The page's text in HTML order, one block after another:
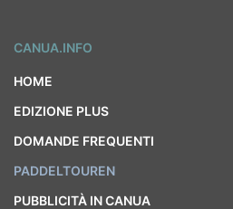
CANUA.INFO
HOME
EDIZIONE PLUS
DOMANDE FREQUENTI
PADDELTOUREN
PUBBLICITÀ IN CANUA